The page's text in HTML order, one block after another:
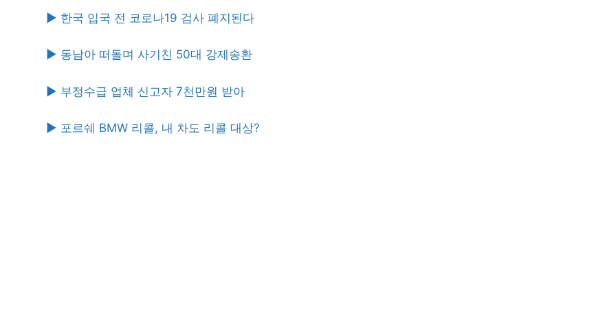
▶ 한국 입국 전 코로나19 검사 폐지된다
▶ 동남아 떠돌며 사기친 50대 강제송환
▶ 부정수급 업체 신고자 7천만원 받아
▶ 포르쉐 BMW 리콜, 내 차도 리콜 대상?